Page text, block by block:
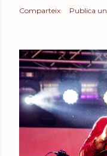
Comparteix Publica